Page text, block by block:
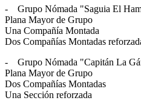
- Grupo Nómada "Saguia El
Plana Mayor de Grupo
Una Compañía Montada
Dos Compañías Montadas
- Grupo Nómada "Capitán La
Plana Mayor de Grupo
Dos Compañías Montadas
Una Sección reforzada